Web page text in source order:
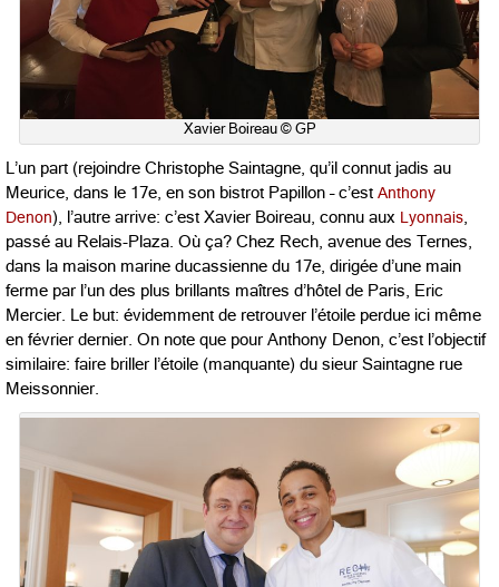
Xavier Boireau © GP
L’un part (rejoindre Christophe Saintagne, qu’il connut jadis au
Meurice, dans le 17e, en son bistrot Papillon – c’est Anthony
Denon), l’autre arrive: c’est Xavier Boireau, connu aux Lyonnais
passé au Relais-Plaza. Où ça? Chez Rech, avenue des Ternes,
dans la maison marine ducassienne du 17e, dirigée d’une main
ferme par l’un des plus brillants maîtres d’hôtel de Paris, Eric
Mercier. Le but: évidemment de retrouver l’étoile perdue ici même
en février dernier. On note que pour Anthony Denon, c’est l’objectif
similaire: faire briller l’étoile (manquante) du sieur Saintagne rue
Meissonnier.